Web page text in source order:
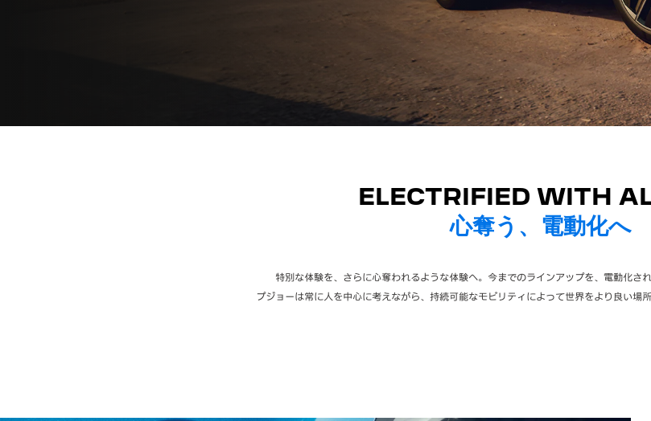
ELECTRIFIED WITH
心奪う、電動化へ
特別な体験を、さらに心奪われるような体験へ。今までのラインアップを、電動化さ
プジョーは常に人を中心に考えながら、持続可能なモビリティによって世界をより良い場